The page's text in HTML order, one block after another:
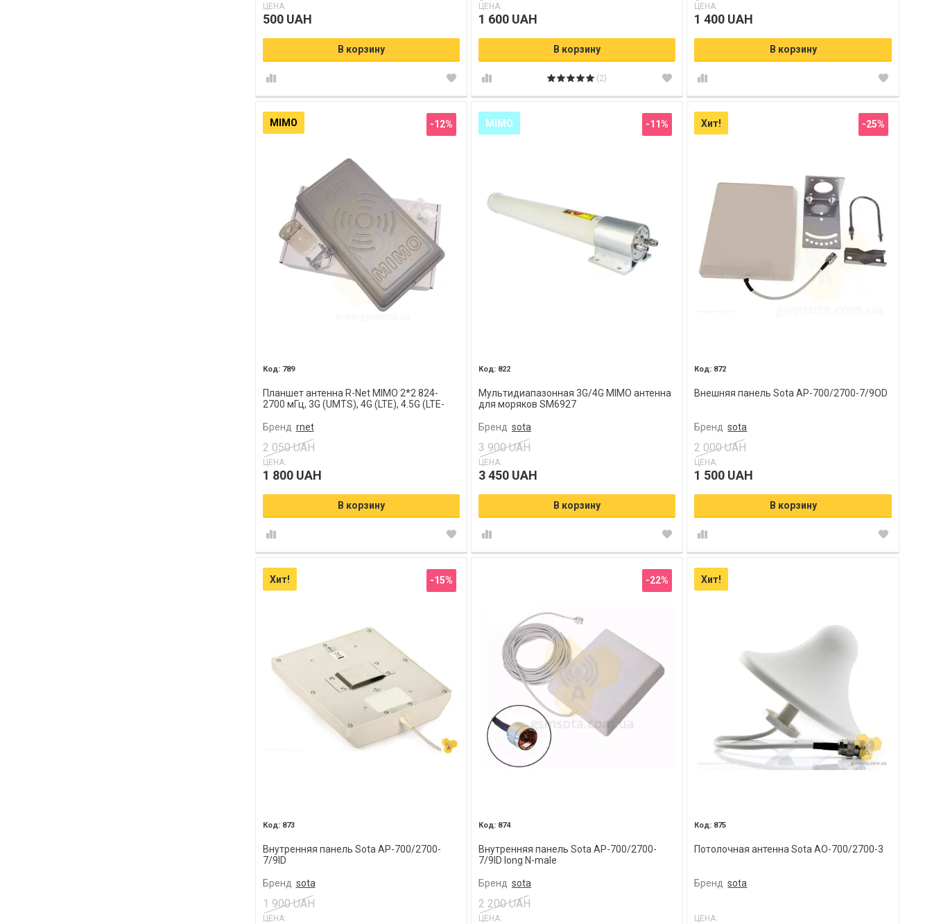
ЦЕНА:
500 UAH
В корзину
ЦЕНА:
1 600 UAH
В корзину
(2)
ЦЕНА:
1 400 UAH
В корзину
MIMO -12%
789
Планшет антенна R-Net MIMO 2*2 824-
2700 мГц, 3G (UMTS), 4G (LTE), 4.5G (LTE-
Бренд rnet
2 050 UAH
ЦЕНА:
1 800 UAH
В корзину
MIMO -11%
822
Мультидиапазонная 3G/4G MIMO антенна
для моряков SM6927
Бренд sota
3 900 UAH
ЦЕНА:
3 450 UAH
В корзину
Хит! -25%
872
Внешняя панель Sota AP-700/2700-7/9OD
Бренд sota
2 000 UAH
ЦЕНА:
1 500 UAH
В корзину
Хит! -15%
873
Внутренняя панель Sota AP-700/2700-
7/9ID
Бренд sota
1 900 UAH
ЦЕНА:
-22%
874
Внутренняя панель Sota AP-700/2700-
7/9ID long N-male
Бренд sota
2 200 UAH
ЦЕНА:
Хит!
875
Потолочная антенна Sota AO-700/2700-3
Бренд sota
ЦЕНА: